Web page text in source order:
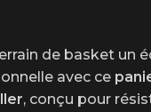
de basket un
avec ce
, conçu pour